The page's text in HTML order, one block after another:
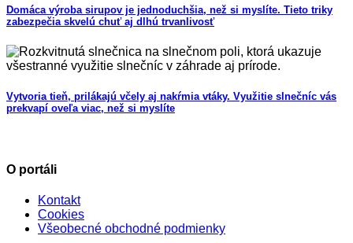
Domáca výroba sirupov je jednoduchšia, než si myslíte. Tieto triky
zabezpečia skvelú chuť aj dlhú trvanlivosť
Vytvoria tieň, prilákajú včely aj nakŕmia vtáky. Využitie slnečníc vás
prekvapí oveľa viac, než si myslíte
O portáli
Kontakt
Cookies
Všeobecné obchodné podmienky